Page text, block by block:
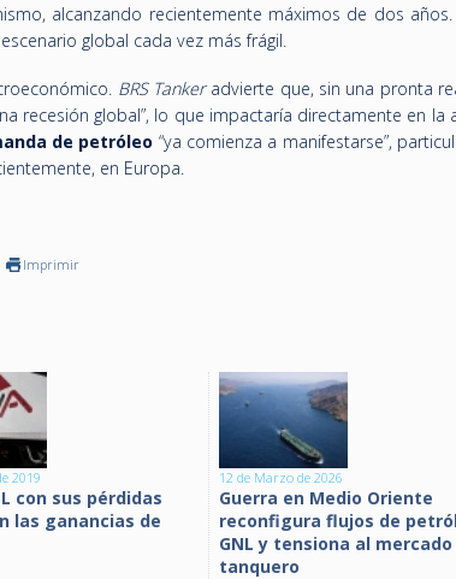
alcanzando recientemente máximos de dos años.
global cada vez más frágil.
BRS Tankeradvierte que, sin una pronta
recesión global”, lo que impactaría directamente en la
de petróleo “ya comienza a manifestarse”,
en Europa.
Imprimir
2019
con sus pérdidas
las ganancias de
12 de Marzo de 2026
Guerra en Medio Oriente
reconfigura flujos de
GNL y tensiona al mercado
tanquero